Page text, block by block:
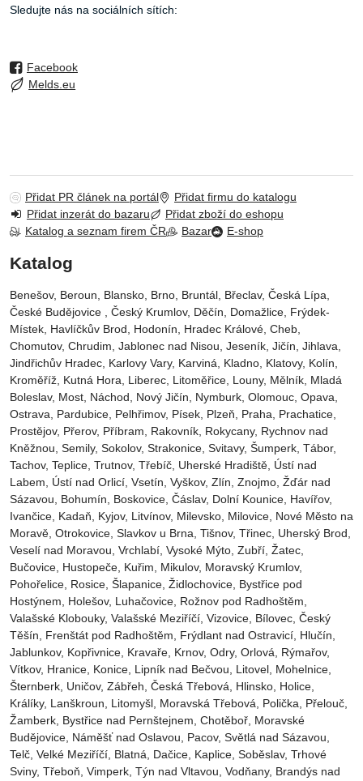
Sledujte nás na sociálních sítích:
Facebook
Melds.eu
Přidat PR článek na portál
Přidat firmu do katalogu
Přidat inzerát do bazaru
Přidat zboží do eshopu
Katalog a seznam firem ČR
Bazar E-shop
Katalog
Benešov, Beroun, Blansko, Brno, Bruntál, Břeclav, Česká Lípa‎,
České Budějovice‎ , Český Krumlov‎, Děčín‎, Domažlice‎, Frýdek-
Místek‎, Havlíčkův Brod‎, Hodonín, Hradec Králové‎, Cheb‎,
Chomutov‎, Chrudim‎, Jablonec nad Nisou‎, Jeseník‎, Jičín‎, Jihlava,
Jindřichův Hradec‎, Karlovy Vary‎, Karviná‎, Kladno‎, Klatovy‎, Kolín‎,
Kroměříž‎, Kutná Hora‎, Liberec‎, Litoměřice‎, Louny‎, Mělník‎, Mladá
Boleslav‎, Most‎, Náchod‎, Nový Jičín‎, Nymburk‎, Olomouc‎, Opava,
Ostrava‎, Pardubice‎, Pelhřimov‎, Písek‎‎, Plzeň‎‎‎, Praha‎, Prachatice‎,
Prostějov‎, Přerov‎, Příbram‎, Rakovník‎, Rokycany, Rychnov nad
Kněžnou, Semily‎, Sokolov‎, Strakonice, Svitavy, Šumperk, Tábor,
Tachov, Teplice, Trutnov‎, Třebíč, Uherské Hradiště, Ústí nad
Labem‎, Ústí nad Orlicí‎, Vsetín, Vyškov, Zlín, Znojmo, Žďár nad
Sázavou, Bohumín, Boskovice‎, Čáslav‎, Dolní Kounice‎, Havířov‎,
Ivančice‎, Kadaň, Kyjov, Litvínov‎, Milevsko‎, Milovice‎, Nové Město na
Moravě‎, Otrokovice‎‎, Slavkov u Brna‎, Tišnov‎, Třinec‎, Uherský Brod‎,
Veselí nad Moravou‎, Vrchlabí‎, Vysoké Mýto‎, Zubří‎, Žatec‎,
Bučovice, Hustopeče, Kuřim, Mikulov, Moravský Krumlov,
Pohořelice, Rosice, Šlapanice, Židlochovice, Bystřice pod
Hostýnem, Holešov, Luhačovice, Rožnov pod Radhoštěm,
Valašské Klobouky, Valašské Meziříčí, Vizovice, Bílovec, Český
Těšín, Frenštát pod Radhoštěm, Frýdlant nad Ostravicí, Hlučín,
Jablunkov, Kopřivnice, Kravaře, Krnov, Odry, Orlová, Rýmařov,
Vítkov, Hranice, Konice, Lipník nad Bečvou, Litovel, Mohelnice,
Šternberk, Uničov, Zábřeh, Česká Třebová, Hlinsko, Holice,
Králíky, Lanškroun, Litomyšl, Moravská Třebová, Polička, Přelouč,
Žamberk, Bystřice nad Pernštejnem, Chotěboř, Moravské
Budějovice, Náměšť nad Oslavou, Pacov, Světlá nad Sázavou,
Telč, Velké Meziříčí, Blatná, Dačice, Kaplice, Soběslav, Trhové
Sviny, Třeboň, Vimperk, Týn nad Vltavou, Vodňany, Brandýs nad